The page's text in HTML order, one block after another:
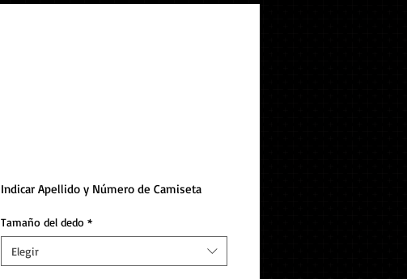
Indicar Apellido y Número de Camiseta
Tamaño del dedo *
Elegir